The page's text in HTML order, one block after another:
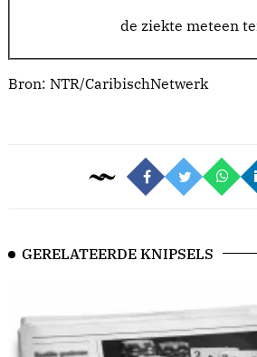
de ziekte meteen
Bron: NTR/CaribischNetwerk
GERELATEERDE KNIPSELS